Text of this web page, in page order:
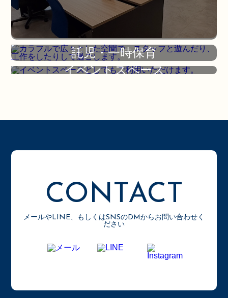
託児・一時保育
イベントスペース
CONTACT
メールやLINE、もしくはSNSのDMからお問い合わせく
ださい